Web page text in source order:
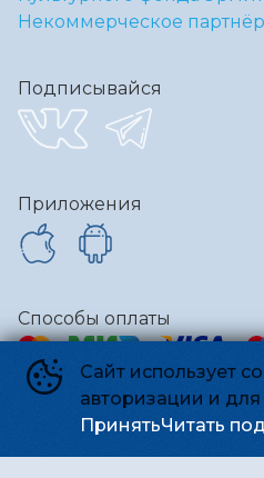
Сайт использует
авторизации и
ПринятьЧитать
Некоммерческое
Подписывайся
Приложения
Способы оплаты
Контакты
Администрация